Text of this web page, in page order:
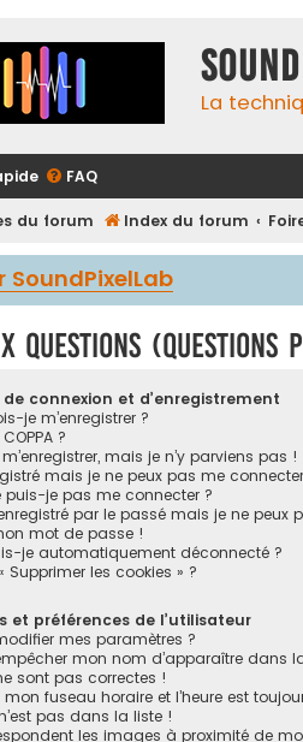
La
FAQ
du forum Index du forum
SoundPixelLab
questions (Questions
connexion et d’enregistrement
je m’enregistrer ?
?
mais je n’y parviens pas !
mais je ne peux pas me
puis-je pas me connecter ?
par le passé mais je ne peux
mot de passe !
je automatiquement déconnecté ?
Supprimer les cookies » ?
et préférences de l’utilisateur
mes paramètres ?
mon nom d’apparaître dans
sont pas correctes !
mon fuseau horaire et l’heure est
pas dans la liste !
les images à proximité de